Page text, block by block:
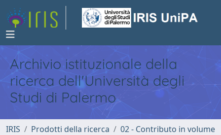
Archivio istituzionale della
ricerca dell'Università degli
Studi di Palermo
IRIS Prodotti della ricerca
02 - Contributo in volume